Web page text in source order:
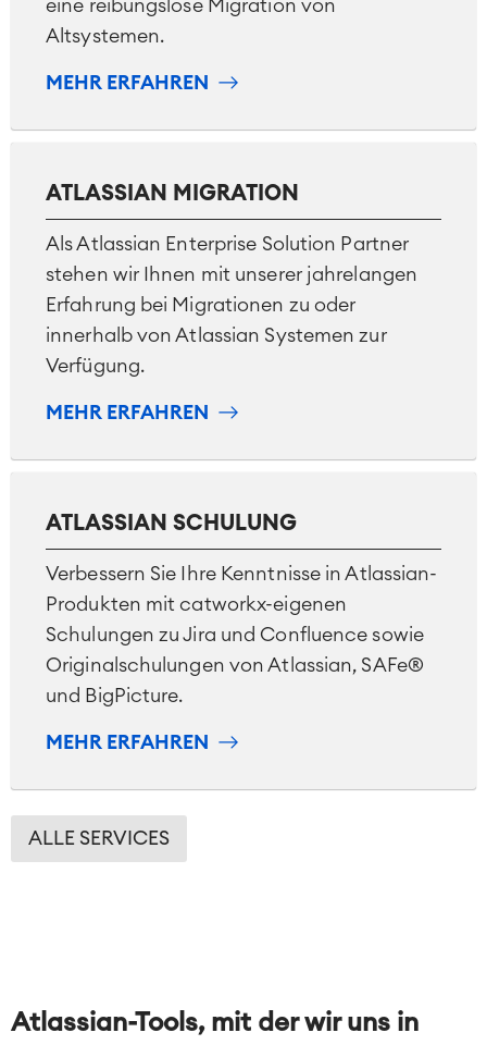
eine reibungslose Migration von
Altsystemen.
MEHR ERFAHREN
ATLASSIAN MIGRATION
Als Atlassian Enterprise Solution Partner
stehen wir Ihnen mit unserer jahrelangen
Erfahrung bei Migrationen zu oder
innerhalb von Atlassian Systemen zur
Verfügung.
MEHR ERFAHREN
ATLASSIAN SCHULUNG
Verbessern Sie Ihre Kenntnisse in Atlassian-
Produkten mit catworkx-eigenen
Schulungen zu Jira und Confluence sowie
Originalschulungen von Atlassian, SAFe®
und BigPicture.
MEHR ERFAHREN
ALLE SERVICES
Atlassian-Tools, mit der wir uns in